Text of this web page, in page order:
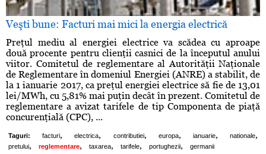
Veşti bune: Facturi mai mici la energia electrică
Preţul mediu al energiei electrice va scădea cu aproape
două procente pentru clienţii casnici de la începutul anului
viitor. Comitetul de reglementare al Autorităţii Naţionale
de Reglementare în domeniul Energiei (ANRE) a stabilit, de
la 1 ianuarie 2017, ca preţul energiei electrice să fie de 13,01
lei/MWh, cu 5,81% mai puţin decât în prezent. Comitetul de
reglementare a avizat tarifele de tip Componenta de piaţă
concurenţială (CPC), ...
Taguri: facturi, electrica, contributiei, europa, ianuarie, nationale,
pretului, reglementare, taxarea, tarifele, portughezii, germanii